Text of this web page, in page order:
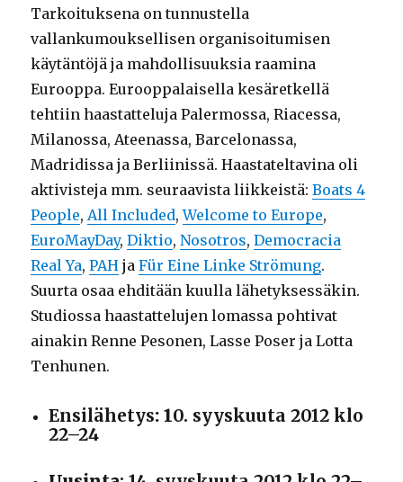
Tarkoituksena on tunnustella
vallankumouksellisen organisoitumisen
käytäntöjä ja mahdollisuuksia raamina
Eurooppa. Eurooppalaisella kesäretkellä
tehtiin haastatteluja Palermossa, Riacessa,
Milanossa, Ateenassa, Barcelonassa,
Madridissa ja Berliinissä. Haastateltavina oli
aktivisteja mm. seuraavista liikkeistä:Boats 4
People,All Included,Welcome to Europe,
EuroMayDay,Diktio,Nosotros,Democracia
Real Ya,PAH jaFür Eine Linke Strömung.
Suurta osaa ehditään kuulla lähetyksessäkin.
Studiossa haastattelujen lomassa pohtivat
ainakin Renne Pesonen, Lasse Poser ja Lotta
Tenhunen.
Ensilähetys: 10. syyskuuta 2012 klo
22–24